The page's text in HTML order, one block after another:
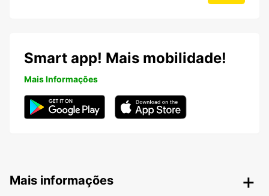
Smart app! Mais mobilidade!
Mais Informações
Mais informações